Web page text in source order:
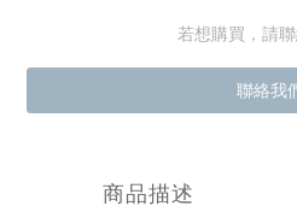
若想購買，請聯
聯絡我
商品描述